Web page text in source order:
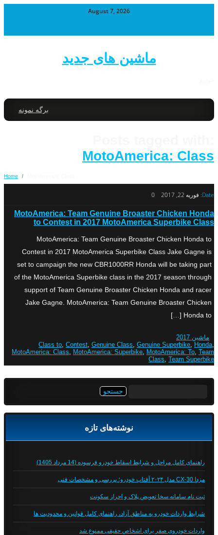
August 7, 2026
ماشین های جدید
برگه نمونه
MotoAmerica: Class
Home /
Date: فوریه 22, 2017 0
MotoAmerica: Team Genuine Broaster Chicken Honda
to Contest in 2017 MotoAmerica Superbike Class
MotoAmerica: Team Genuine Broaster Chicken Honda to
Contest in 2017 MotoAmerica Superbike Class Jake Gagne is
set to campaign the new CBR1000RR Honda will be taking part
of the MotoAmerica Superbike class in the 2017 season through
support of Team Genuine Broaster Chicken Honda and racer
Jake Gagne. MotoAmerica: Team Genuine Broaster Chicken
Honda to […]
ماشین 2017
Class to, Contest, Genuine Class, Genuine Superbike, Honda,
MotoAmerica: Class, MotoAmerica: Superbike, MotoAmerica: To, Team
Class, Team Superbike
نوشته‌های تازه
راهنمای کامل مراحل و شرایط اسقاط خودرو فرسوده (14 مرداد 1405)
مزدا CX-30 مدل ۲۰۲۴ آفتاب خودرو؛ بررسی و مشخصات فنی
ثبت نام سامانه سخا تعویض پلاک و احراز سکونت
شرایط واردات خودرو به مناطق آزاد، راهنمای کامل قوانین و محدودیت ها
واردات خودروی صفر برای اشخاص حقیقی ممنوع شد